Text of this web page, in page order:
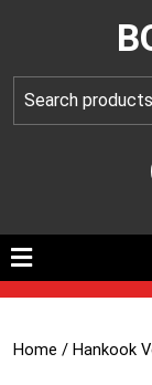
Home / Hankook